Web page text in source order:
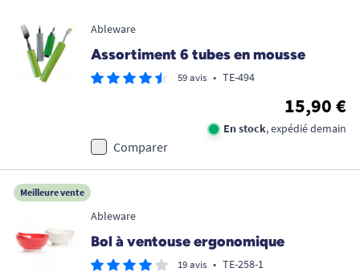
Ableware
Assortiment 6 tubes en mousse
59 avis • TE-494
15,90 €
En stock, expédié demain
Comparer
Meilleure vente
Ableware
Bol à ventouse ergonomique
19 avis • TE-258-1